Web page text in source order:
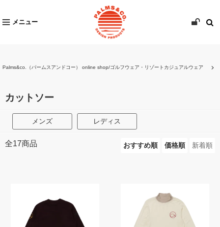
メニュー
Palms&co.（パームスアンドコー） online shop/ゴルフウェア・リゾートカジュアルウェア
カットソー
メンズ レディス
全17商品 おすすめ順 価格順 新着順